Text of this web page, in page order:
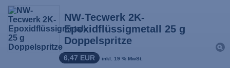
NW-Tecwerk 2K-
Epoxidflüssigmetall 25 g
Doppelspritze
6,47 EUR inkl. 19 % MwSt.